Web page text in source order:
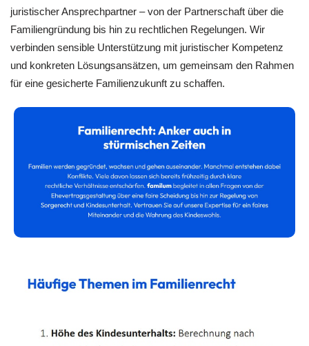
juristischer Ansprechpartner – von der Partnerschaft über die
Familiengründung bis hin zu rechtlichen Regelungen. Wir
verbinden sensible Unterstützung mit juristischer Kompetenz
und konkreten Lösungsansätzen, um gemeinsam den Rahmen
für eine gesicherte Familienzukunft zu schaffen.